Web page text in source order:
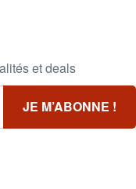
et deals